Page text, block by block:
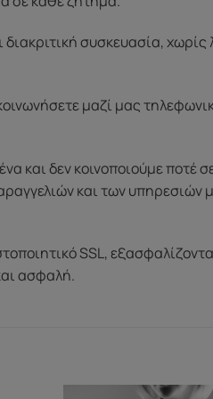
διακριτική συσκευασία,
μαζί μας
και δεν κοινοποιούμε ποτέ
και των υπηρεσιών
SSL,
ασφαλή.